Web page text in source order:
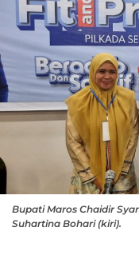
Bupati Maros Chaidir
Suhartina Bohari (kiri).